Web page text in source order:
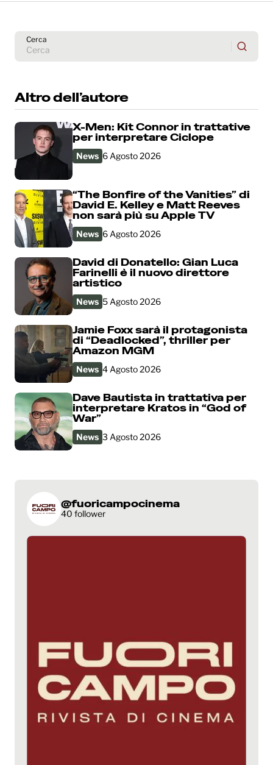
Cerca
Altro dell’autore
X-Men: Kit Connor in trattative
per interpretare Ciclope
News 6 Agosto 2026
“The Bonfire of the Vanities” di
David E. Kelley e Matt Reeves
non sarà più su Apple TV
News 6 Agosto 2026
David di Donatello: Gian Luca
Farinelli è il nuovo direttore
artistico
News 5 Agosto 2026
Jamie Foxx sarà il protagonista
di “Deadlocked”, thriller per
Amazon MGM
News 4 Agosto 2026
Dave Bautista in trattativa per
interpretare Kratos in “God of
War”
News 3 Agosto 2026
@fuoricampocinema
40 follower